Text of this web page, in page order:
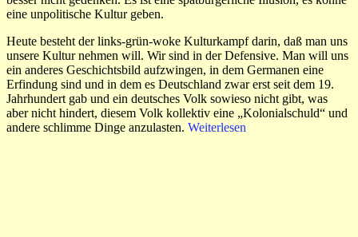
eine unpolitische Kultur geben.
Heute besteht der links-grün-woke Kulturkampf darin, daß man uns
unsere Kultur nehmen will. Wir sind in der Defensive. Man will uns
ein anderes Geschichtsbild aufzwingen, in dem Germanen eine
Erfindung sind und in dem es Deutschland zwar erst seit dem 19.
Jahrhundert gab und ein deutsches Volk sowieso nicht gibt, was
aber nicht hindert, diesem Volk kollektiv eine „Kolonialschuld“ und
andere schlimme Dinge anzulasten. Weiterlesen